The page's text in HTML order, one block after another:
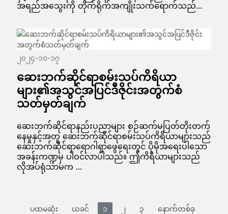
အရည်အသွေးကို တိုက်ရိုက်အကျိုးသက်ရောက်သည်...
၂၀၂၄-၁၀-၁၇
ဆေးဘက်ဆိုင်ရာစမ်းသပ်ကိရိယာ
များ၏အသွင်အပြင်ဒီဇိုင်းအတွက်စံ
သတ်မှတ်ချက်
ဆေးဘက်ဆိုင်ရာနည်းပညာများ စဉ်ဆက်မပြတ်တိုးတက်
နေမှုနှင့်အတူ ဆေးဘက်ဆိုင်ရာစမ်းသပ်ကိရိယာများသည်
ဆေးဘက်ဆိုင်ရာရောဂါရှာဖွေရေးတွင် ပိုမိုအရေးပါသော
အခန်းကဏ္ဍမှ ပါဝင်လာပါသည်။ ဤကိရိယာများသည်
လိုအပ်ရုံသာမက ...
ပထမဆုံး ယခင် ၁ ၂ ၃
နောက်တစ်ခု